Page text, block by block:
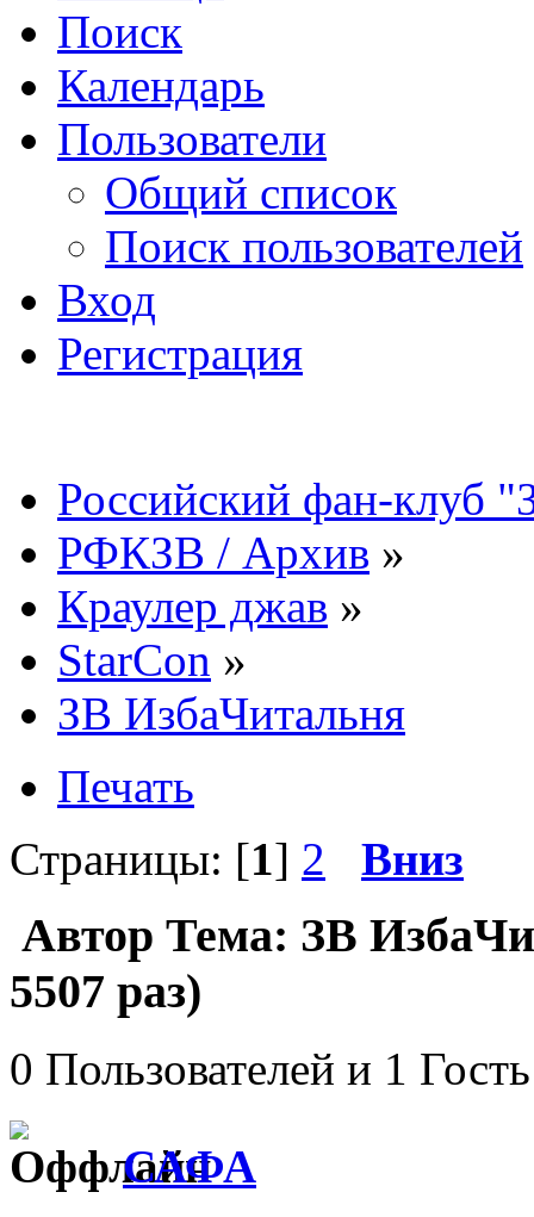
Поиск
Календарь
Пользователи
Общий список
Поиск пользователей
Вход
Регистрация
Российский фан-клуб
РФКЗВ / Архив »
Краулер джав »
StarCon »
ЗВ ИзбаЧитальня
Печать
Страницы: [1] 2 Вниз
Автор Тема: ЗВ
5507 раз)
0 Пользователей и 1
САФА